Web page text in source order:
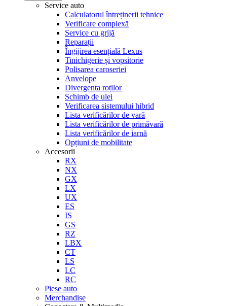
Service auto
Calculatorul întreținerii tehnice
Verificare complexă
Service cu grijă
Reparații
Îngijirea esențială Lexus
Tinichigerie și vopsitorie
Polisarea caroseriei
Anvelope
Divergența roților
Schimb de ulei
Verificarea sistemului hibrid
Lista verificărilor de vară
Lista verificărilor de primăvară
Lista verificărilor de iarnă
Opțiuni de mobilitate
Accesorii
RX
NX
GX
LX
UX
ES
IS
GS
RZ
LBX
CT
LS
LC
RC
Piese auto
Merchandise